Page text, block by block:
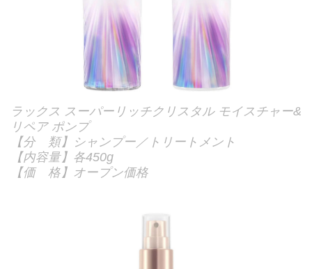
ラックス スーパーリッチクリスタル モイスチャー&
リペア ポンプ
【分 類】シャンプー／トリートメント
【内容量】各450g
【価 格】オープン価格